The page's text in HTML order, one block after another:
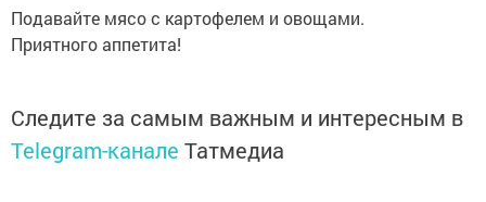
Подавайте мясо с картофелем и овощами.
Приятного аппетита!
Следите за самым важным и интересным в
Telegram-канале Татмедиа